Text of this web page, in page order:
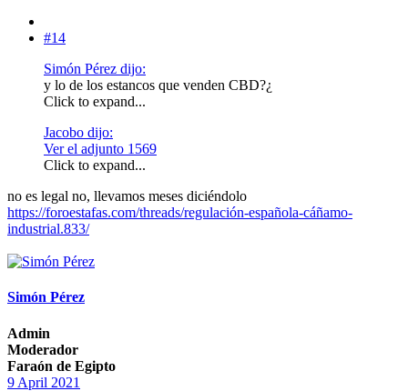
#14
Simón Pérez dijo:
y lo de los estancos que venden CBD?¿
Click to expand...
Jacobo dijo:
Ver el adjunto 1569
Click to expand...
no es legal no, llevamos meses diciéndolo
https://foroestafas.com/threads/regulación-española-cáñamo-
industrial.833/
Simón Pérez
Admin
Moderador
Faraón de Egipto
9 April 2021